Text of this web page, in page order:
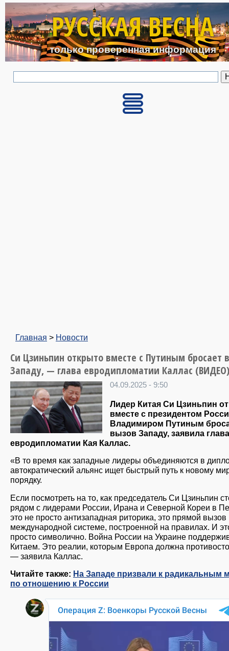
Перейти к основному
РУССКАЯ ВЕСНА
только проверенная информация
Главная > Новости
Си Цзиньпин открыто вместе с Путиным бросает
Западу, — глава евродипломатии Каллас (ВИДЕО)
04.09.2025 - 9:50
Лидер Китая Си Цзиньпин
вместе с президентом
Владимиром Путиным
вызов Западу, заявила глава
евродипломатии Кая Каллас.
«В то время как западные лидеры объединяются в
автократический альянс ищет быстрый путь к новому
порядку.
Если посмотреть на то, как председатель Си Цзиньпин
рядом с лидерами России, Ирана и Северной Кореи в
это не просто антизападная риторика, это прямой вызов
международной системе, построенной на правилах. И
просто символично. Война России на Украине
Китаем. Это реалии, которым Европа должна
— заявила Каллас.
Читайте также: На Западе призвали к радикальным
по отношению к России